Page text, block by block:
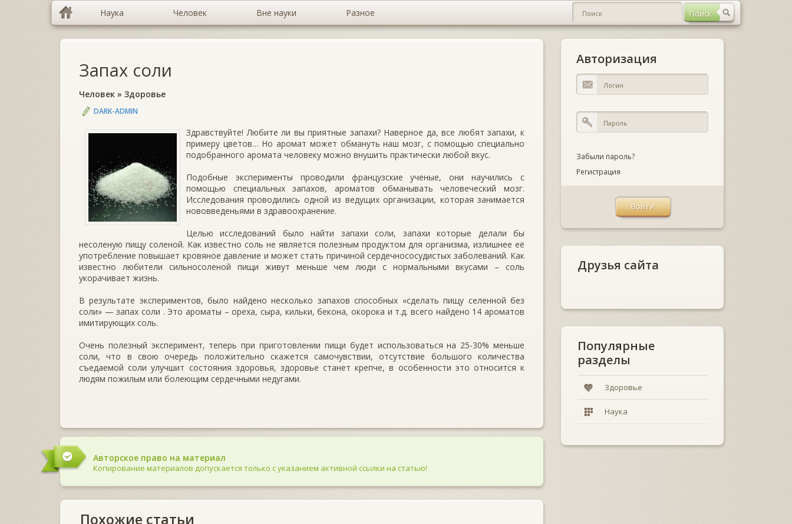
Наука Человек Вне науки Разное
Запах соли
Человек » Здоровье
DARK-ADMIN
Здравствуйте! Любите ли вы приятные запахи? Наверное да, все любят запахи, к
примеру цветов… Но аромат может обмануть наш мозг, с помощью специально
подобранного аромата человеку можно внушить практически любой вкус.
Подобные эксперименты проводили французские ученые, они научились с
помощью специальных запахов, ароматов обманывать человеческий мозг.
Исследования проводились одной из ведущих организации, которая занимается
нововведеньями в здравоохранение.
Целью исследований было найти запахи соли, запахи которые делали бы
несоленую пищу соленой. Как известно соль не является полезным продуктом для организма, излишнее её
употребление повышает кровяное давление и может стать причиной сердечнососудистых заболеваний. Как
известно любители сильносоленой пищи живут меньше чем люди с нормальными вкусами – соль
укорачивает жизнь.
В результате экспериментов, было найдено несколько запахов способных «сделать пищу селенной без
соли» — запах соли . Это ароматы – ореха, сыра, кильки, бекона, окорока и т.д. всего найдено 14 ароматов
имитирующих соль.
Очень полезный эксперимент, теперь при приготовлении пищи будет использоваться на 25-30% меньше
соли, что в свою очередь положительно скажется самочувствии, отсутствие большого количества
съедаемой соли улучшит состояния здоровья, здоровье станет крепче, в особенности это относится к
людям пожилым или болеющим сердечными недугами.
Авторское право на материал
Копирование материалов допускается только с указанием активной ссылки на статью!
Похожие статьи
Авторизация
Забыли пароль?
Регистрация
Друзья сайта
Популярные
разделы
Здоровье
Наука